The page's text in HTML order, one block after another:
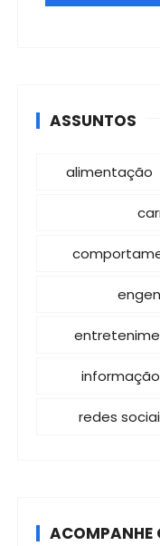
ASSUNTOS
alimentação
informação
redes
ACOMPANHE